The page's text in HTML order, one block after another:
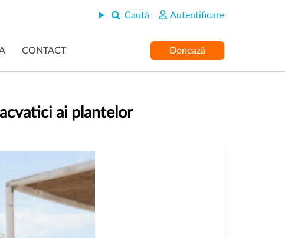
Caută Autentificare
CONTACT Donează
ai plantelor